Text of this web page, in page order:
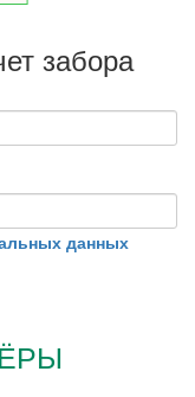
забора
данных